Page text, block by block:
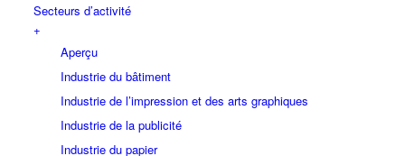
Secteurs d’activité
+
Aperçu
Industrie du bâtiment
Industrie de l’impression et des arts graphiques
Industrie de la publicité
Industrie du papier